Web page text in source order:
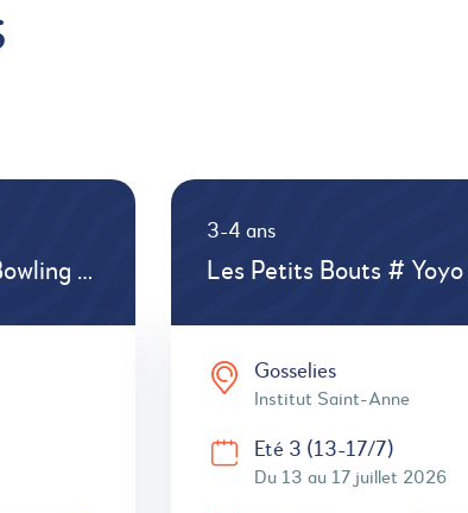
Evasion # Rando VTT # Bowling # Laser Game # Quad # Sortie frites
3-4 ans
Gosselies
Institut Saint-Anne
Eté 3 (13-17/7)
Du 13 au 17 juillet 2026